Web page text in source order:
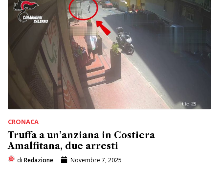
CRONACA
Truffa a un’anziana in Costiera
Amalfitana, due arresti
di Redazione Novembre 7, 2025